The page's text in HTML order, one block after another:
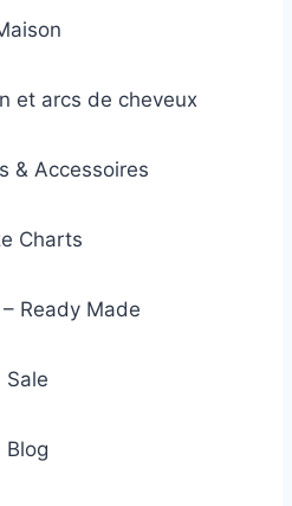
et arcs de cheveux
& Accessoires
Charts
Ready Made
Sale
Blog